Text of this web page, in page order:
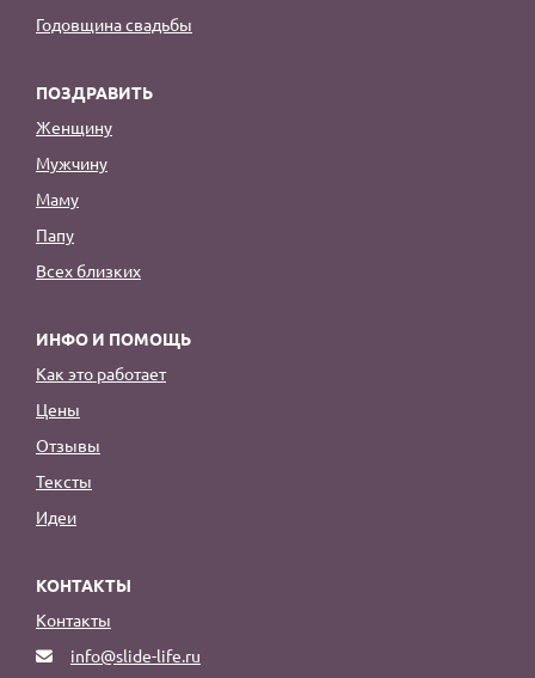
Годовщина свадьбы
ПОЗДРАВИТЬ
Женщину
Мужчину
Маму
Папу
Всех близких
ИНФО И ПОМОЩЬ
Как это работает
Цены
Отзывы
Тексты
Идеи
КОНТАКТЫ
Контакты
info@slide-life.ru